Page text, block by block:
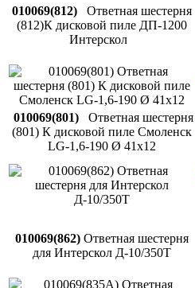
010069(812)Ответная шестерня
(812)К дисковой пиле ДП-1200
Интерскол
010069(801)Ответная шестерня
(801) К дисковой пиле Смоленск
LG-1,6-190 Ø 41х12
010069(862)Ответная шестерня
для Интерскол Д-10/350Т